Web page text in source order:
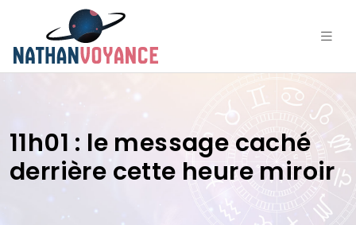
11h01 : le message caché
derrière cette heure miroir